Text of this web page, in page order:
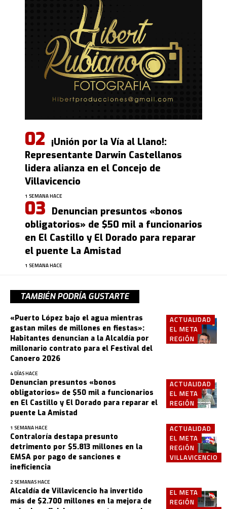
¡Unión por la Vía al Llano!:
Representante Darwin Castellanos
lidera alianza en el Concejo de
Villavicencio
1 SEMANA HACE
Denuncian presuntos «bonos
obligatorios» de $50 mil a funcionarios
en El Castillo y El Dorado para reparar
el puente La Amistad
1 SEMANA HACE
TAMBIÉN PODRÍA GUSTARTE
ACTUALIDAD
EL META
REGIÓN
«Puerto López bajo el agua mientras
gastan miles de millones en fiestas»:
Habitantes denuncian a la Alcaldía por
millonario contrato para el Festival del
Canoero 2026
4 DÍAS HACE
ACTUALIDAD
EL META
REGIÓN
Denuncian presuntos «bonos
obligatorios» de $50 mil a funcionarios
en El Castillo y El Dorado para reparar el
puente La Amistad
1 SEMANA HACE
ACTUALIDAD
EL META
REGIÓN
VILLAVICENCIO
Contraloría destapa presunto
detrimento por $5.813 millones en la
EMSA por pago de sanciones e
ineficiencia
2 SEMANAS HACE
EL META
REGIÓN
Alcaldía de Villavicencio ha invertido
más de $2.700 millones en la mejora de